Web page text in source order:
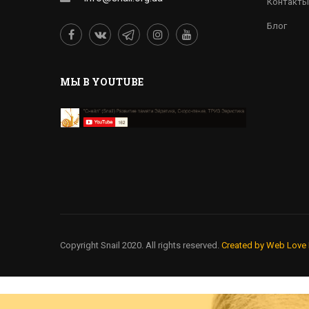
MЫ В YOUTUBE
Блог
Copyright Snail 2020. All rights reserved. Created by Web Love